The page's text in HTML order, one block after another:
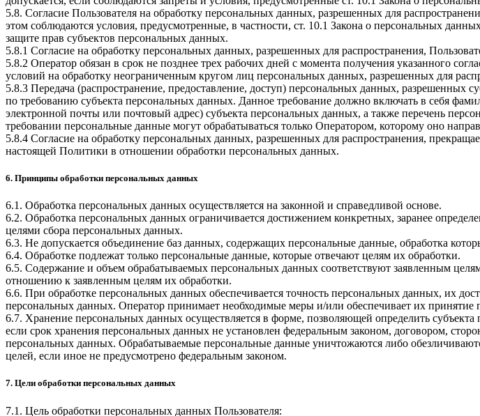
5.8. Согласие Пользователя на обработку персональных данных, разрешенных для
этом соблюдаются условия, предусмотренные, в частности, ст. 10.1 Закона о персональных
защите прав субъектов персональных данных.
5.8.1 Согласие на обработку персональных данных, разрешенных для распространения,
5.8.2 Оператор обязан в срок не позднее трех рабочих дней с момента получения указанного
условий на обработку неограниченным кругом лиц персональных данных, разрешенных для
5.8.3 Передача (распространение, предоставление, доступ) персональных данных,
по требованию субъекта персональных данных. Данное требование должно включать в себя
электронной почты или почтовый адрес) субъекта персональных данных, а также перечень
требовании персональные данные могут обрабатываться только Оператором, которому оно
5.8.4 Согласие на обработку персональных данных, разрешенных для распространения,
настоящей Политики в отношении обработки персональных данных.
6. Принципы обработки персональных данных
6.1. Обработка персональных данных осуществляется на законной и справедливой основе.
6.2. Обработка персональных данных ограничивается достижением конкретных, заранее
целями сбора персональных данных.
6.3. Не допускается объединение баз данных, содержащих персональные данные, обработка
6.4. Обработке подлежат только персональные данные, которые отвечают целям их обработки.
6.5. Содержание и объем обрабатываемых персональных данных соответствуют заявленным
отношению к заявленным целям их обработки.
6.6. При обработке персональных данных обеспечивается точность персональных данных, их
персональных данных. Оператор принимает необходимые меры и/или обеспечивает их
6.7. Хранение персональных данных осуществляется в форме, позволяющей определить
если срок хранения персональных данных не установлен федеральным законом, договором,
персональных данных. Обрабатываемые персональные данные уничтожаются либо
целей, если иное не предусмотрено федеральным законом.
7. Цели обработки персональных данных
7.1. Цель обработки персональных данных Пользователя: